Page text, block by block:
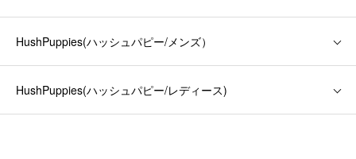
HushPuppies(ハッシュパピー/メンズ）
HushPuppies(ハッシュパピー/レディース)